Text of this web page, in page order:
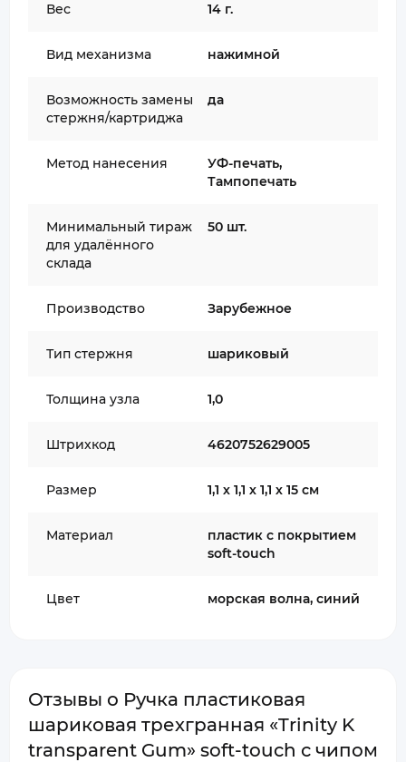
Вес 14 г.
Вид механизма нажимной
Возможность замены
стержня/картриджа
да
Метод нанесения
УФ-печать,
Тампопечать
Минимальный тираж
для удалённого
склада
50 шт.
Производство Зарубежное
Тип стержня шариковый
Толщина узла 1,0
Штрихкод 4620752629005
Размер 1,1 х 1,1 х 1,1 х 15 см
Материал
пластик с покрытием
soft-touch
Цвет морская волна, синий
Отзывы о Ручка пластиковая
шариковая трехгранная «Trinity K
transparent Gum» soft-touch с чипом